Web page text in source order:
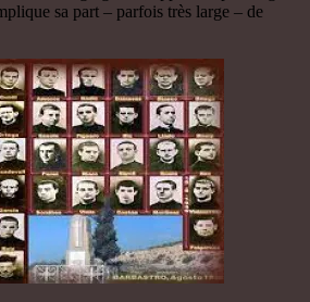
sa part – parfois très large – de